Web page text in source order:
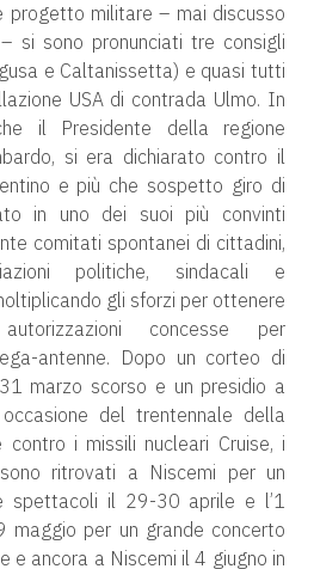
progetto militare – mai discusso
si sono pronunciati tre consigli
e Caltanissetta) e quasi tutti
USA di contrada Ulmo. In
il Presidente della regione
si era dichiarato contro il
e più che sospetto giro di
in uno dei suoi più convinti
comitati spontanei di cittadini,
politiche, sindacali e
gli sforzi per ottenere
concesse per
antenne. Dopo un corteo di
marzo scorso e un presidio a
del trentennale della
contro i missili nucleari Cruise, i
ritrovati a Niscemi per un
spettacoli il 29-30 aprile e l’1
maggio per un grande concerto
e ancora a Niscemi il 4 giugno in